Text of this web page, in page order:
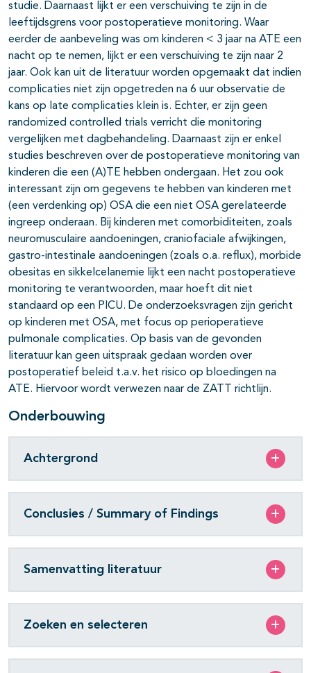
studie. Daarnaast lijkt er een verschuiving te zijn in de
leeftijdsgrens voor postoperatieve monitoring. Waar
eerder de aanbeveling was om kinderen < 3 jaar na ATE een
nacht op te nemen, lijkt er een verschuiving te zijn naar 2
jaar. Ook kan uit de literatuur worden opgemaakt dat indien
complicaties niet zijn opgetreden na 6 uur observatie de
kans op late complicaties klein is. Echter, er zijn geen
randomized controlled trials verricht die monitoring
vergelijken met dagbehandeling. Daarnaast zijn er enkel
studies beschreven over de postoperatieve monitoring van
kinderen die een (A)TE hebben ondergaan. Het zou ook
interessant zijn om gegevens te hebben van kinderen met
(een verdenking op) OSA die een niet OSA gerelateerde
ingreep onderaan. Bij kinderen met comorbiditeiten, zoals
neuromusculaire aandoeningen, craniofaciale afwijkingen,
gastro-intestinale aandoeningen (zoals o.a. reflux), morbide
obesitas en sikkelcelanemie lijkt een nacht postoperatieve
monitoring te verantwoorden, maar hoeft dit niet
standaard op een PICU. De onderzoeksvragen zijn gericht
op kinderen met OSA, met focus op perioperatieve
pulmonale complicaties. Op basis van de gevonden
literatuur kan geen uitspraak gedaan worden over
postoperatief beleid t.a.v. het risico op bloedingen na
ATE. Hiervoor wordt verwezen naar de ZATT richtlijn.
Onderbouwing
Achtergrond
Conclusies / Summary of Findings
Samenvatting literatuur
Zoeken en selecteren